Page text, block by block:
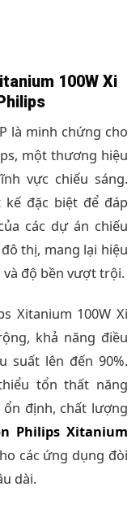
100W Xi
là minh chứng cho
một thương hiệu
vực chiếu sáng.
kế đặc biệt để đáp
các dự án chiếu
thị, mang lại hiệu
độ bền vượt trội.
Xitanium 100W Xi
khả năng điều
suất lên đến 90%.
tổn thất năng
định, chất lượng
Philips Xitanium
các ứng dụng đòi
dài.